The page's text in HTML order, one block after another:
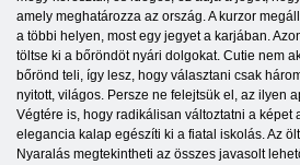
amely meghatározza az ország. A kurzor
a többi helyen, most egy jegyet a karjában.
töltse ki a bőröndöt nyári dolgokat. Cutie nem
bőrönd teli, így lesz, hogy választani csak
nyitott, világos. Persze ne felejtsük el, az ilyen
Végtére is, hogy radikálisan változtatni a képet
elegancia kalap egészíti ki a fiatal iskolás. Az
Nyaralás megtekintheti az összes javasolt